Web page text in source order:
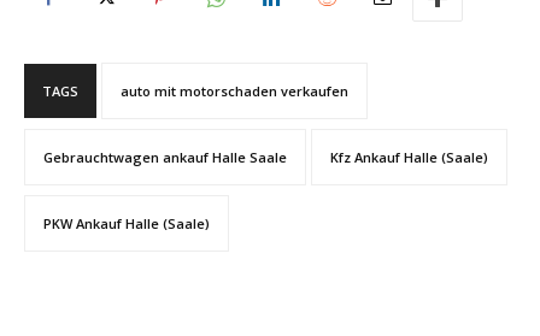
TAGS auto mit motorschaden verkaufen
Gebrauchtwagen ankauf Halle Saale Kfz Ankauf Halle (Saale)
PKW Ankauf Halle (Saale)